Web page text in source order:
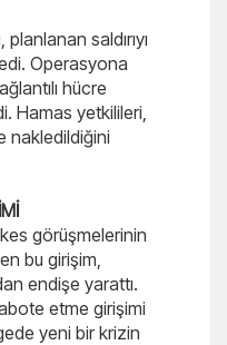
saldırıyı
Operasyona
hücre
Hamas yetkilileri,
nakledildiğini
görüşmelerinin
bu girişim,
endişe yarattı.
etme girişimi
yeni bir krizin